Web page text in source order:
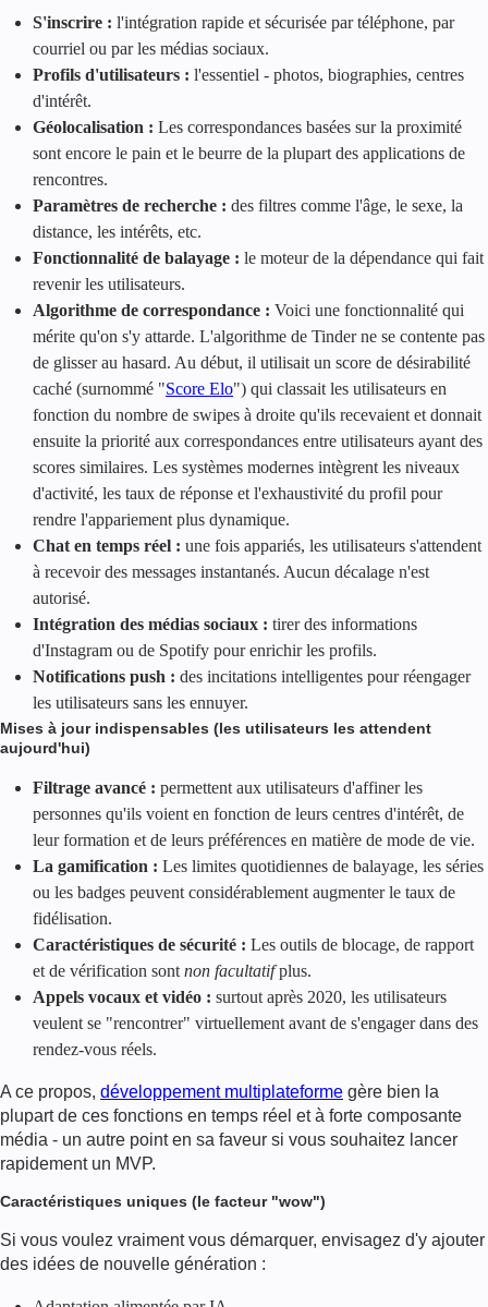
S'inscrire : l'intégration rapide et sécurisée par téléphone, par
courriel ou par les médias sociaux.
Profils d'utilisateurs : l'essentiel - photos, biographies, centres
d'intérêt.
Géolocalisation : Les correspondances basées sur la proximité
sont encore le pain et le beurre de la plupart des applications de
rencontres.
Paramètres de recherche : des filtres comme l'âge, le sexe, la
distance, les intérêts, etc.
Fonctionnalité de balayage : le moteur de la dépendance qui fait
revenir les utilisateurs.
Algorithme de correspondance : Voici une fonctionnalité qui
mérite qu'on s'y attarde. L'algorithme de Tinder ne se contente pas
de glisser au hasard. Au début, il utilisait un score de désirabilité
caché (surnommé "Score Elo") qui classait les utilisateurs en
fonction du nombre de swipes à droite qu'ils recevaient et donnait
ensuite la priorité aux correspondances entre utilisateurs ayant des
scores similaires. Les systèmes modernes intègrent les niveaux
d'activité, les taux de réponse et l'exhaustivité du profil pour
rendre l'appariement plus dynamique.
Chat en temps réel : une fois appariés, les utilisateurs s'attendent
à recevoir des messages instantanés. Aucun décalage n'est
autorisé.
Intégration des médias sociaux : tirer des informations
d'Instagram ou de Spotify pour enrichir les profils.
Notifications push : des incitations intelligentes pour réengager
les utilisateurs sans les ennuyer.
Mises à jour indispensables (les utilisateurs les attendent
aujourd'hui)
Filtrage avancé : permettent aux utilisateurs d'affiner les
personnes qu'ils voient en fonction de leurs centres d'intérêt, de
leur formation et de leurs préférences en matière de mode de vie.
La gamification : Les limites quotidiennes de balayage, les séries
ou les badges peuvent considérablement augmenter le taux de
fidélisation.
Caractéristiques de sécurité : Les outils de blocage, de rapport
et de vérification sont non facultatifplus.
Appels vocaux et vidéo : surtout après 2020, les utilisateurs
veulent se "rencontrer" virtuellement avant de s'engager dans des
rendez-vous réels.
A ce propos, développement multiplateforme gère bien la
plupart de ces fonctions en temps réel et à forte composante
média - un autre point en sa faveur si vous souhaitez lancer
rapidement un MVP.
Caractéristiques uniques (le facteur "wow")
Si vous voulez vraiment vous démarquer, envisagez d'y ajouter
des idées de nouvelle génération :